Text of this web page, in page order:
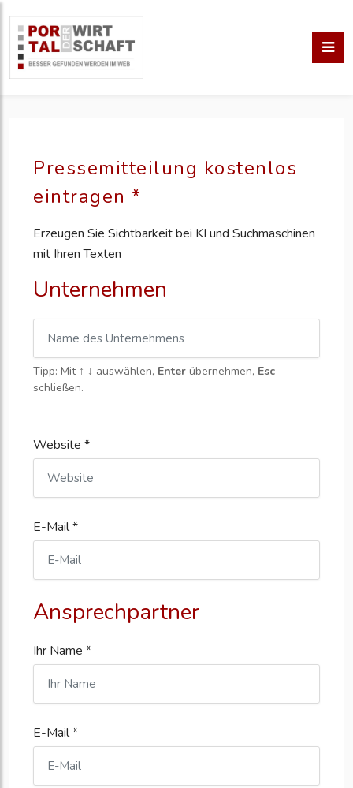
Pressemitteilung kostenlos
eintragen *
Erzeugen Sie Sichtbarkeit bei KI und Suchmaschinen
mit Ihren Texten
Unternehmen
Tipp: Mit ↑ ↓ auswählen, Enter übernehmen, Esc
schließen.
Website *
E-Mail *
Ansprechpartner
Ihr Name *
E-Mail *